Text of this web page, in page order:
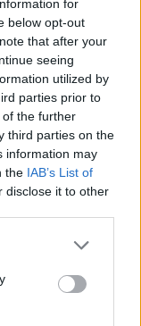
for
below opt-out
that after your
seeing
utilized by
parties prior to
the further
third parties on the
information may
the IAB’s List of
disclose it to other
or more Google
You may click to
party tags to
in below Google
2026, de Emília
para